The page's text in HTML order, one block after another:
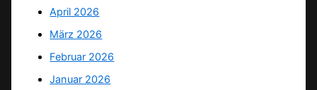
April 2026
März 2026
Februar 2026
Januar 2026